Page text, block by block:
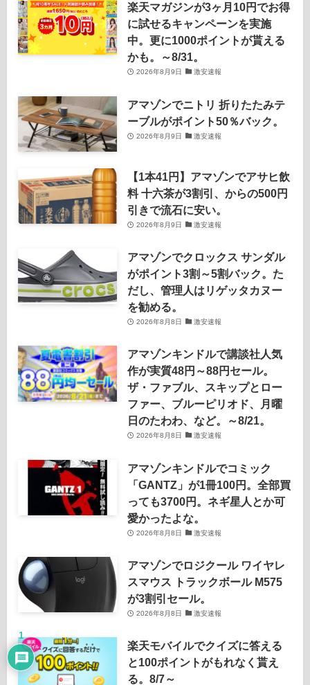
楽天マガジンが3ヶ月10円でお得
に試せるキャンペーンを実施
中。更に1000ポイントが貰える
かも。～8/31。
2026年8月9日 激安速報
アマゾンでニトリ 折りたたみテ
ーブルがポイント50％バック。
2026年8月9日 激安速報
【1本41円】アマゾンでアサヒ飲
料 十六茶が3割引、からの500円
引きで流石に安い。
2026年8月9日 激安速報
アマゾンでクロックス サンダル
がポイント3割～5割バック。た
だし、管理人はリゲッタカヌー
を勧める。
2026年8月8日 激安速報
アマゾンキンドルで講談社人気
作が実質48円～88円セール。
ザ・ファブル、スキップとロー
ファー、ブルーピリオド、月曜
日のたわわ、など。～8/21。
2026年8月8日 激安速報
アマゾンキンドルでコミック
「GANTZ」が1冊100円。全部買
っても3700円。ネギ星人とか可
愛かったよな。
2026年8月8日 激安速報
アマゾンでロジクール ワイヤレ
スマウス トラックボール M575
が3割引セール。
2026年8月8日 激安速報
楽天モバイルでクイズに答える
と100ポイントがもれなく貰え
る。8/7～
1